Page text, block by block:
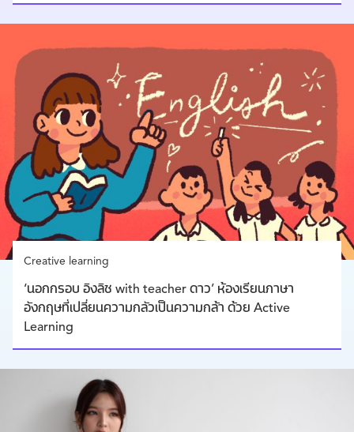
Creative learning
‘นอกกรอบ อิงลิช with teacher ดาว’ ห้องเรียนภาษา
อังกฤษที่เปลี่ยนความกลัวเป็นความกล้า ด้วย Active
Learning